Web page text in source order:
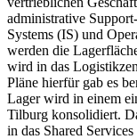
administrative
Systems (IS) und
werden die
wird in das
Pläne hierfür gab es
Lager wird in einem
Tilburg konsolidiert.
in das Shared